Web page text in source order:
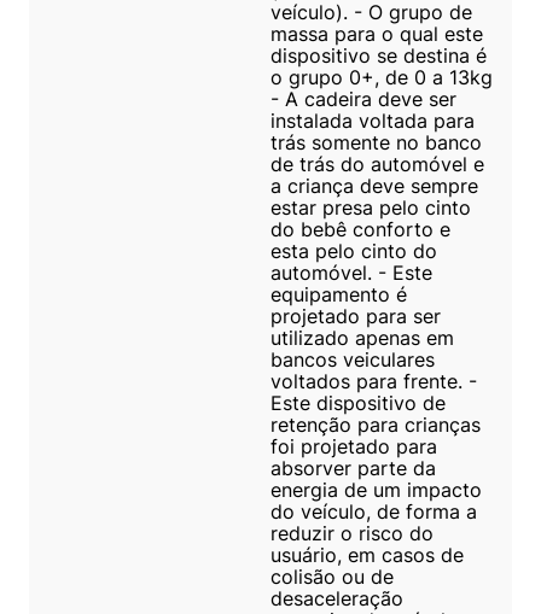
veículo). - O grupo de
massa para o qual este
dispositivo se destina é
o grupo 0+, de 0 a 13kg
- A cadeira deve ser
instalada voltada para
trás somente no banco
de trás do automóvel e
a criança deve sempre
estar presa pelo cinto
do bebê conforto e
esta pelo cinto do
automóvel. - Este
equipamento é
projetado para ser
utilizado apenas em
bancos veiculares
voltados para frente. -
Este dispositivo de
retenção para crianças
foi projetado para
absorver parte da
energia de um impacto
do veículo, de forma a
reduzir o risco do
usuário, em casos de
colisão ou de
desaceleração